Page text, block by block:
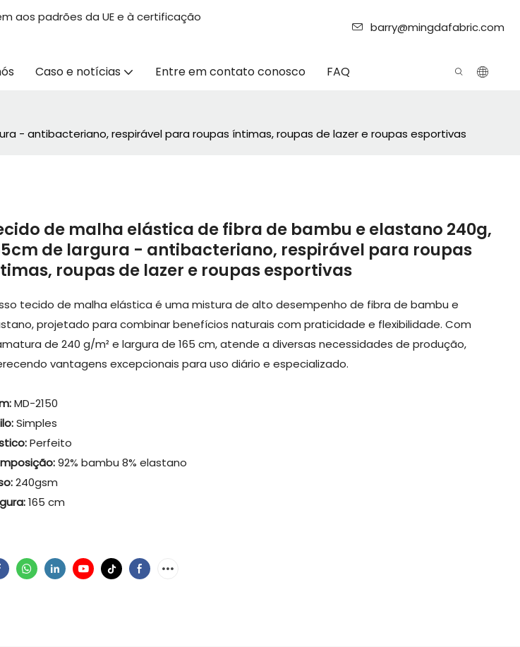
aos padrões da UE e à certificação
barry@mingdafabric.com
Caso e notícias Entre em contato conosco FAQ
- antibacteriano, respirável para roupas íntimas, roupas de lazer e roupas esportivas
de malha elástica de fibra de bambu e elastano 240g,
de largura - antibacteriano, respirável para roupas
roupas de lazer e roupas esportivas
tecido de malha elástica é uma mistura de alto desempenho de fibra de bambu e
projetado para combinar benefícios naturais com praticidade e flexibilidade. Com
de 240 g/m² e largura de 165 cm, atende a diversas necessidades de produção,
vantagens excepcionais para uso diário e especializado.
MD-2150
Simples
Perfeito
92% bambu 8% elastano
240gsm
165 cm